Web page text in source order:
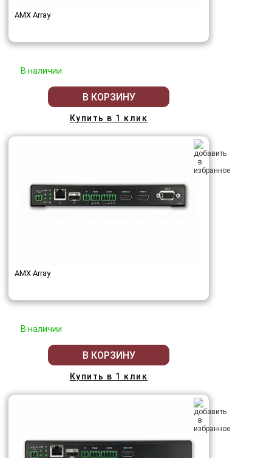
AMX Array
В наличии
В КОРЗИНУ
Купить в 1 клик
AMX Array
В наличии
В КОРЗИНУ
Купить в 1 клик